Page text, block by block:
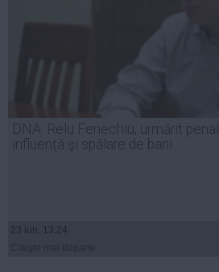
DNA: Relu Fenechiu, urmărit
influenţă şi spălare de bani
23 iun, 13:24